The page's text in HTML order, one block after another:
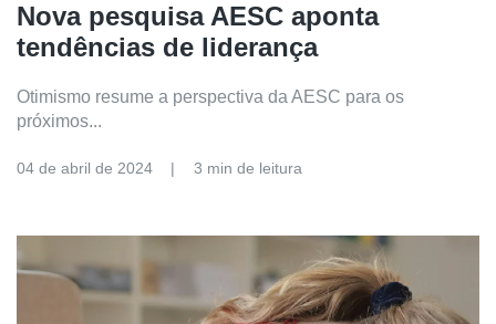
Nova pesquisa AESC aponta
tendências de liderança
Otimismo resume a perspectiva da AESC para os
próximos...
04 de abril de 2024 3 min de leitura